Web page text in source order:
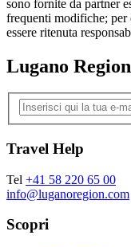
sono fornite da partner
frequenti modifiche;
essere ritenuta
Lugano
Travel Help
Tel +41 58 220 65 00
info@luganoregion.com
Scopri